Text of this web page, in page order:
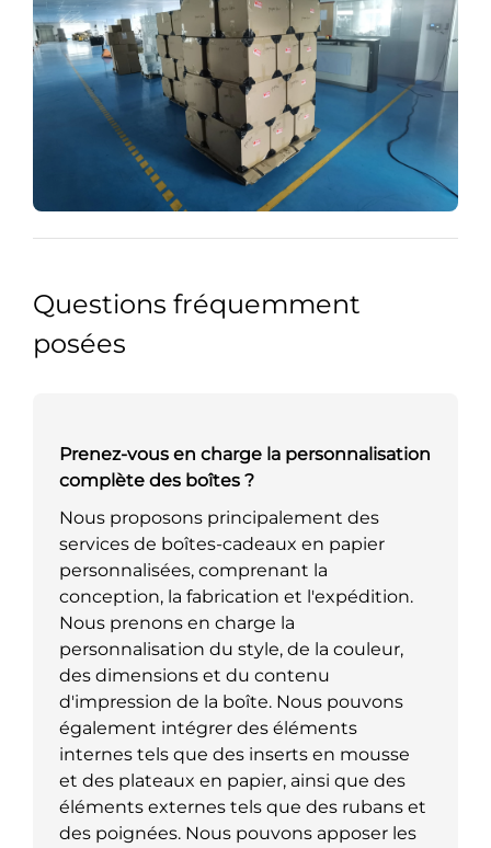
Questions fréquemment
posées
Prenez-vous en charge la personnalisation
complète des boîtes ?
Nous proposons principalement des
services de boîtes-cadeaux en papier
personnalisées, comprenant la
conception, la fabrication et l'expédition.
Nous prenons en charge la
personnalisation du style, de la couleur,
des dimensions et du contenu
d'impression de la boîte. Nous pouvons
également intégrer des éléments
internes tels que des inserts en mousse
et des plateaux en papier, ainsi que des
éléments externes tels que des rubans et
des poignées. Nous pouvons apposer les